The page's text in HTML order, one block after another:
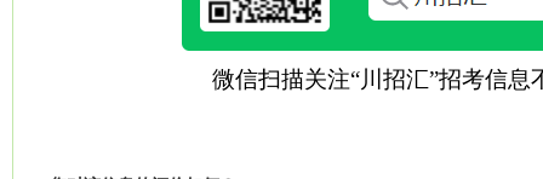
微信扫描关注“川招汇”招考信息